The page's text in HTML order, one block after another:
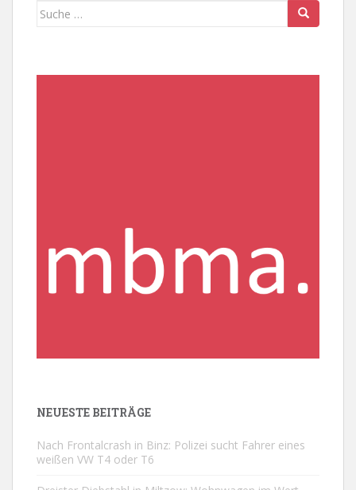
Suche
NEUESTE BEITRÄGE
Nach Frontalcrash in Binz: Polizei sucht Fahrer eines
weißen VW T4 oder T6